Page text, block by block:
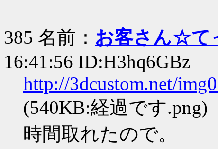
385 名前： お客さん☆て
16:41:56 ID:H3hq6GBz
http://3dcustom.net/
(540KB:経過です.png)
時間取れたので。